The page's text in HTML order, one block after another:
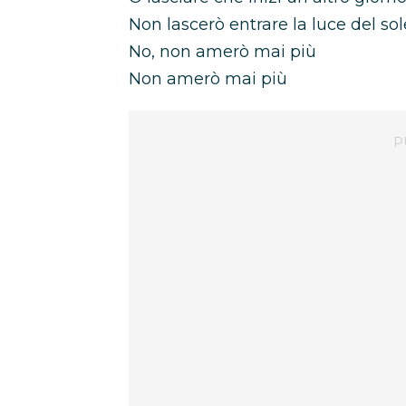
Non lascerò entrare la luce del
No, non amerò mai più
Non amerò mai più